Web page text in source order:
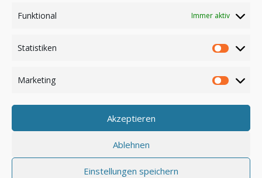
Funktional Immer aktiv
Statistiken
Marketing
Akzeptieren
Ablehnen
Einstellungen speichern
Anmelden